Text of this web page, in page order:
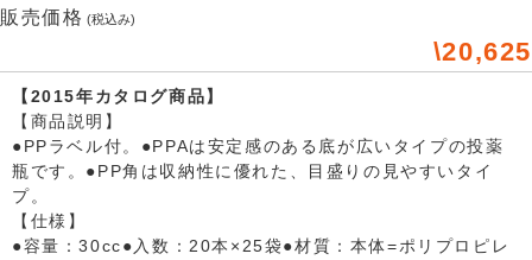
販売価格 (税込み)
\20,625
【2015年カタログ商品】
【商品説明】
●PPラベル付。●PPAは安定感のある底が広いタイプの投薬
瓶です。●PP角は収納性に優れた、目盛りの見やすいタイ
プ。
【仕様】
●容量：30cc●入数：20本×25袋●材質：本体=ポリプロピレ